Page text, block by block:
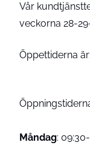
Vår
veckorna 28-
Öppettiderna är:
Måndag: